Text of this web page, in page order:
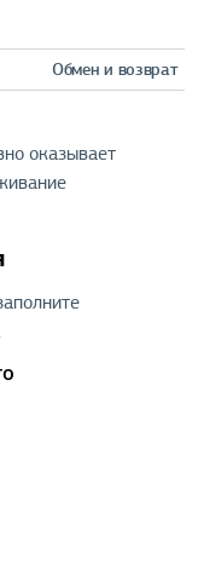
Обмен и возврат
оказывает